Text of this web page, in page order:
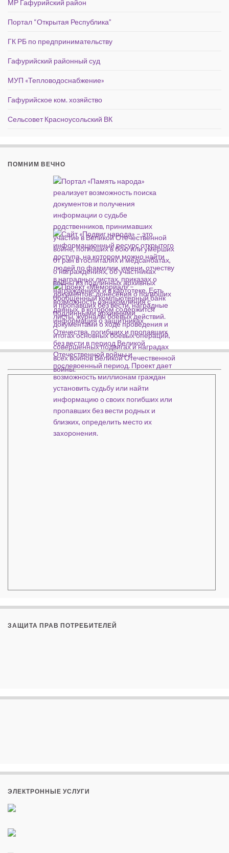
МР Гафурийский район
Портал “Открытая Республика”
ГК РБ по предпринимательству
Гафурийский районный суд
МУП «Тепловодоснабжение»
Гафурийское ком. хозяйство
Сельсовет Красноусольский ВК
ПОМНИМ ВЕЧНО
ЗАЩИТА ПРАВ ПОТРЕБИТЕЛЕЙ
ЭЛЕКТРОННЫЕ УСЛУГИ